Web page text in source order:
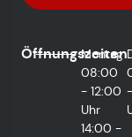
Öffnungszeiten
Montag
08:00
- 12:00
Uhr
14:00 -